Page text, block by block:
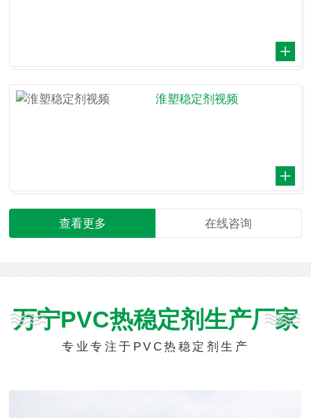
淮塑稳定剂视频
查看更多 在线咨询
万宁PVC热稳定剂生产厂家
专业专注于PVC热稳定剂生产